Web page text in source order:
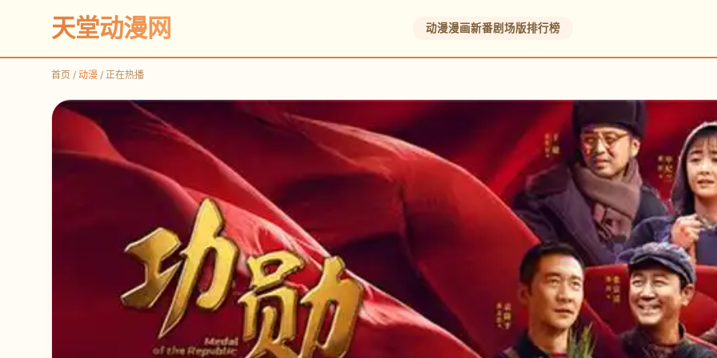
天堂动漫网 动漫漫画新番剧场版排行榜
首页 / 动漫 / 正在热播